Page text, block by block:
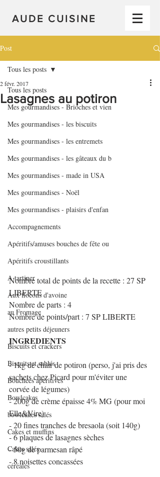
AUDE CUISINE
Post
Tous les posts
Mes gourmandises - Brioches et vien
Mes gourmandises - les biscuits
Mes gourmandises - les entremets
Mes gourmandises - les gâteaux du b
Mes gourmandises - made in USA
Mes gourmandises - Noël
Mes gourmandises - plaisirs d'enfan
Accompagnements
Apéritifs/amuses bouches de fête ou
Apéritifs croustillants
A tartiner
Aux flocons d'avoine
au Fromage
autres petits déjeuners
Biscuits et crackers
Biscuits et sablés
Bouchées apéritives
Bowlcakes
bowlcakes salés
Cakes et muffins
Cakes salés
céréales
Tous les posts
Lasagnes au potiron
2 févr. 2017
Nombre total de points de la recette : 27 SP
LIBERTE
Nombre de parts : 4
Nombre de points/part : 7 SP LIBERTE
INGREDIENTS
- 1kg de chair de potiron (perso, j'ai pris des
sachets chez Picard pour m'éviter une
corvée de légumes)
- 200g de crème épaisse 4% MG (pour moi
Elle&Vire)
- 20 fines tranches de bresaola (soit 140g)
- 6 plaques de lasagnes sèches
- 50g de parmesan râpé
- 8 noisettes concassées